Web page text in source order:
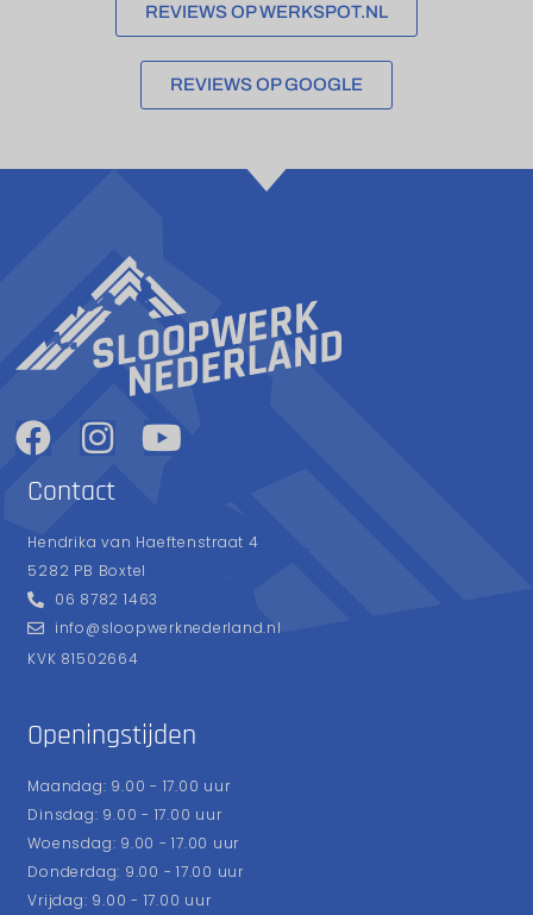
REVIEWS OP WERKSPOT.NL
REVIEWS OP GOOGLE
Contact
Hendrika van Haeftenstraat 4
5282 PB Boxtel
06 8782 1463
info@sloopwerknederland.nl
KVK 81502664
Openingstijden
Maandag: 9.00 - 17.00 uur
Dinsdag: 9.00 - 17.00 uur
Woensdag: 9.00 - 17.00 uur
Donderdag: 9.00 - 17.00 uur
Vrijdag: 9.00 - 17.00 uur